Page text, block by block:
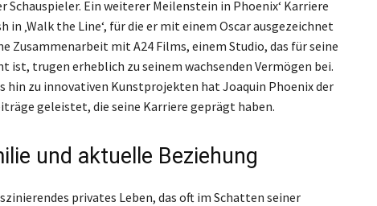
Ein weiterer Meilenstein in Phoenix‘ Karriere
in ‚Walk the Line‘, für die er mit einem Oscar ausgezeichnet
Zusammenarbeit mit A24 Films, einem Studio, das für seine
ist, trugen erheblich zu seinem wachsenden Vermögen bei.
hin zu innovativen Kunstprojekten hat Joaquin Phoenix der
geleistet, die seine Karriere geprägt haben.
und aktuelle Beziehung
privates Leben, das oft im Schatten seiner